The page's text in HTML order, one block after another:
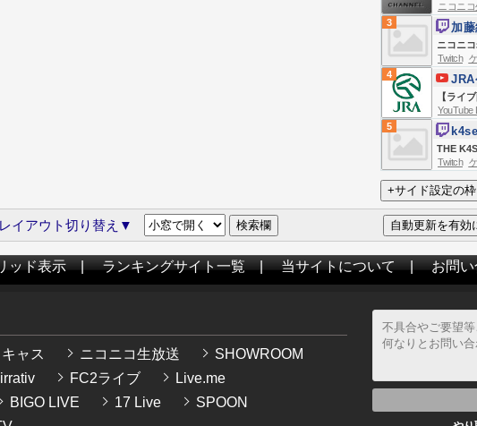
カープ
プ
ニコニ
3
ニコニ
日
加
ん
Twitch
4
【ライ
競馬全
幌）
JRA
YouTube
5
THE
Twitch
イアウト切り替え▼
ッド表示|ランキングサイト一覧|当サイトについて|お問
ャス ニコニコ生放送
SHOWROOM
FC2ライブ
Live.me
BIGO LIVE
17 Live
SPOON